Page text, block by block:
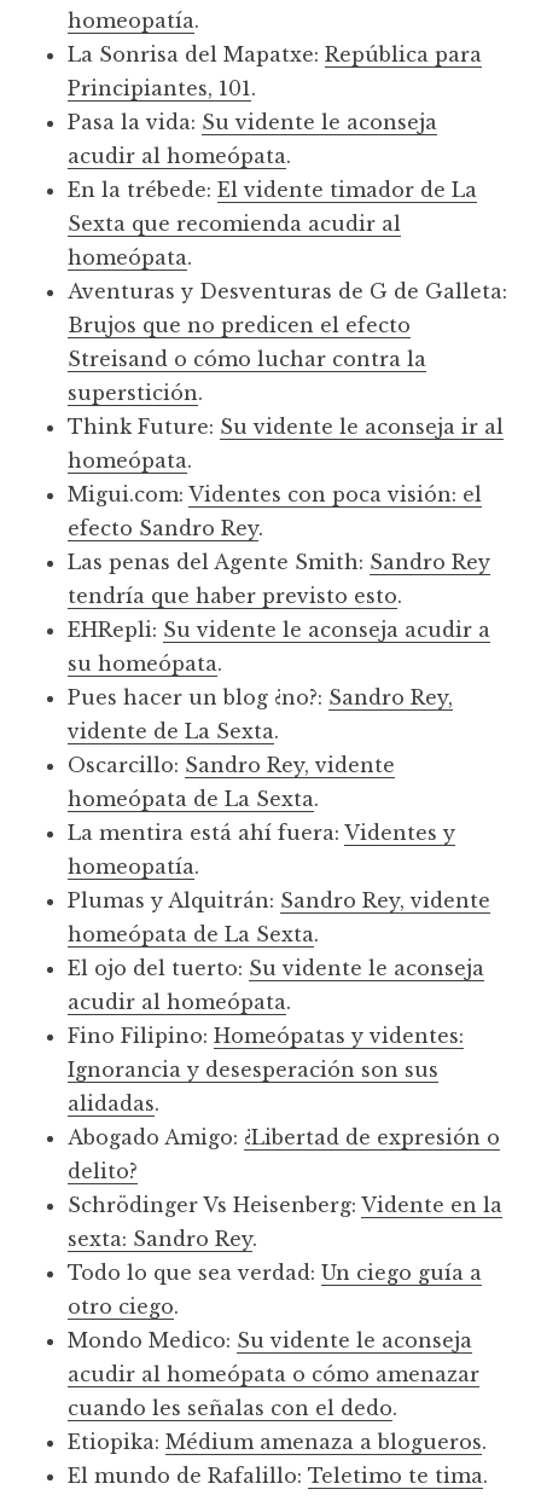
homeopatía.
La Sonrisa del Mapatxe: República para
Principiantes, 101 .
Pasa la vida: Su vidente le aconseja
acudir al homeópata.
En la trébede: El vidente timador de La
Sexta que recomienda acudir al
homeópata.
Aventuras y Desventuras de G de Galleta:
Brujos que no predicen el efecto
Streisand o cómo luchar contra la
superstición.
Think Future: Su vidente le aconseja ir al
homeópata.
Migui.com: Videntes con poca visión: el
efecto Sandro Rey.
Las penas del Agente Smith: Sandro Rey
tendría que haber previsto esto.
EHRepli: Su vidente le aconseja acudir a
su homeópata.
Pues hacer un blog ¿no?: Sandro Rey,
vidente de La Sexta.
Oscarcillo: Sandro Rey, vidente
homeópata de La Sexta.
La mentira está ahí fuera: Videntes y
homeopatía.
Plumas y Alquitrán: Sandro Rey, vidente
homeópata de La Sexta.
El ojo del tuerto: Su vidente le aconseja
acudir al homeópata.
Fino Filipino: Homeópatas y videntes:
Ignorancia y desesperación son sus
alidadas.
Abogado Amigo: ¿Libertad de expresión o
delito?
Schrödinger Vs Heisenberg: Vidente en la
sexta: Sandro Rey.
Todo lo que sea verdad: Un ciego guía a
otro ciego.
Mondo Medico: Su vidente le aconseja
acudir al homeópata o cómo amenazar
cuando les señalas con el dedo.
Etiopika: Médium amenaza a blogueros.
El mundo de Rafalillo: Teletimo te tima.